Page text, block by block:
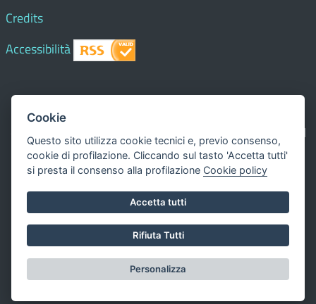
Credits
Accessibilità
© 2018 Comune di
contenuti del sito, testi e immagini sono di proprietà del
Comune - CMS:Città In Comune
Questo sito utilizza, nella versione per UTENTI CON
DISLESSIA,Biancoenero ®, una font italiana ad Alta
Leggibilità.
Valuta questo sito
Dichiarazione di accessibilità
redatta il 00.00.0000
Cookie
Questo sito utilizza cookie tecnici e, previo consenso,
cookie di profilazione. Cliccando sul tasto 'Accetta tutti'
si presta il consenso alla profilazione Cookie policy
Accetta tutti
Rifiuta Tutti
Personalizza